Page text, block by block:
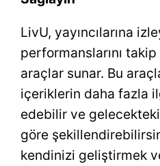
LivU, yayıncılarına
performanslarını
araçlar sunar. Bu
içeriklerin daha fazla
edebilir ve gelecekteki
göre
kendinizi geliştirmek